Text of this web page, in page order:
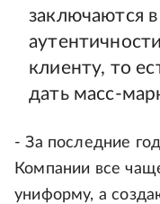
заключаются
клиенту, то
дать масс-
- За последние
Компании все
униформу, а